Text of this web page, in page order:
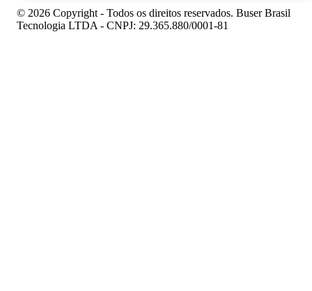
© 2026 Copyright - Todos os direitos reservados. Buser Brasil
Tecnologia LTDA - CNPJ: 29.365.880/0001-81